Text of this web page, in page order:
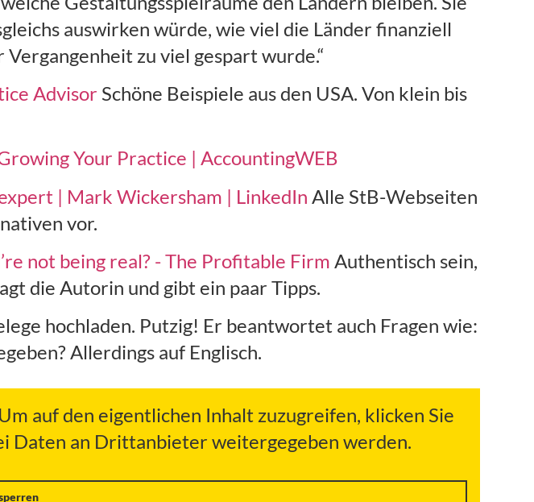
auswirken würde, wie viel die Länder finanziell
zu viel gespart wurde.“
Advisor Schöne Beispiele aus den USA. Von klein bis
Your Practice | AccountingWEB
| Mark Wickersham | LinkedIn Alle StB-Webseiten
vor.
not being real? - The Profitable Firm Authentisch sein,
die Autorin und gibt ein paar Tipps.
hochladen. Putzig! Er beantwortet auch Fragen wie:
Allerdings auf Englisch.
auf den eigentlichen Inhalt zuzugreifen, klicken Sie
Daten an Drittanbieter weitergegeben werden.